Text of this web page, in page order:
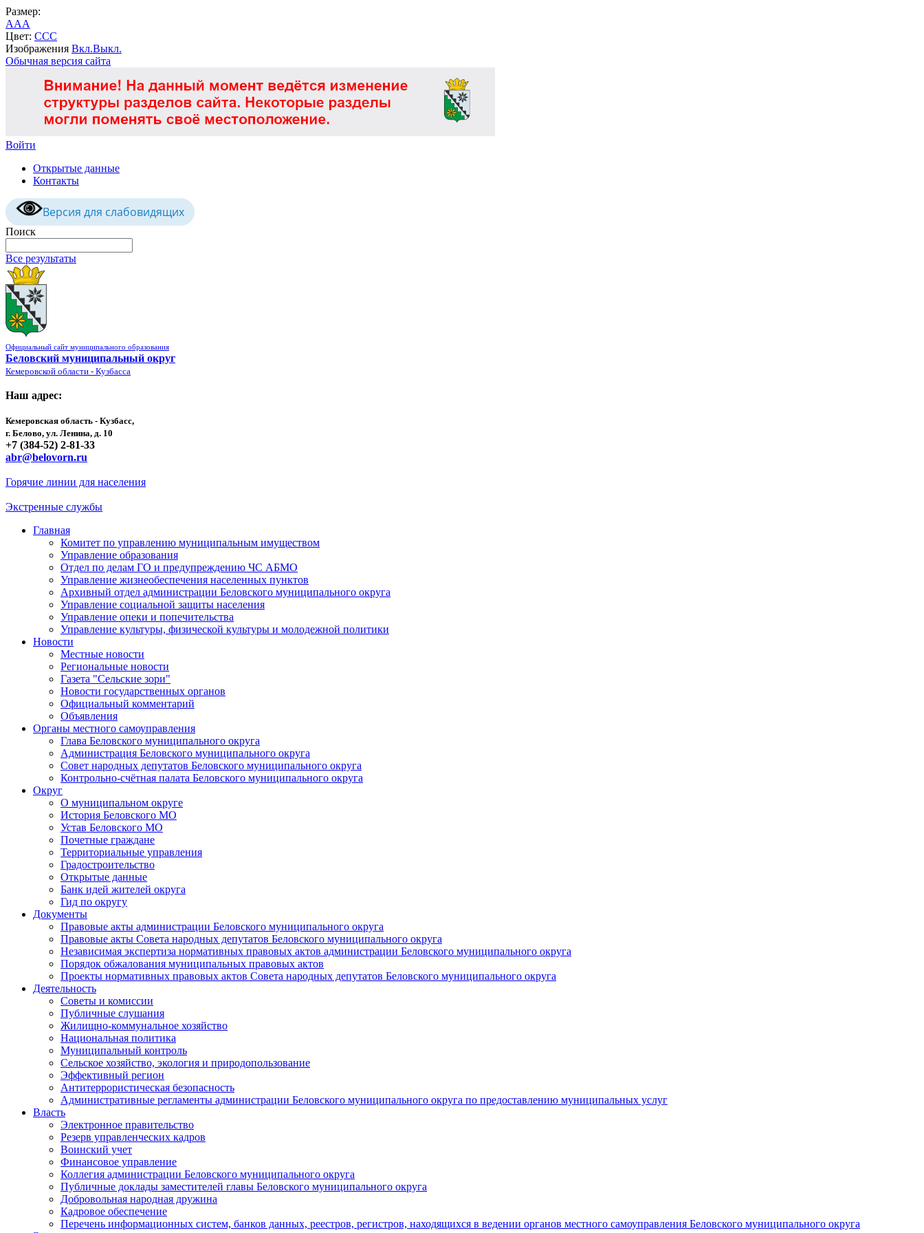
Размер:
AAA
Цвет: CCC
Изображения Вкл.Выкл.
Обычная версия сайта
Войти
Открытые данные
Контакты
Версия для слабовидящих
Поиск
Все результаты
Официальный сайт муниципального образования
Беловский муниципальный округ
Кемеровской области - Кузбасса
Наш адрес:
Кемеровская область - Кузбасс,
г. Белово, ул. Ленина, д. 10
+7 (384-52) 2-81-33
abr@belovorn.ru
Горячие линии для населения
Экстренные службы
Главная
Комитет по управлению муниципальным имуществом
Управление образования
Отдел по делам ГО и предупреждению ЧС АБМО
Управление жизнеобеспечения населенных пунктов
Архивный отдел администрации Беловского муниципального округа
Управление социальной защиты населения
Управление опеки и попечительства
Управление культуры, физической культуры и молодежной политики
Новости
Местные новости
Региональные новости
Газета "Сельские зори"
Новости государственных органов
Официальный комментарий
Объявления
Органы местного самоуправления
Глава Беловского муниципального округа
Администрация Беловского муниципального округа
Совет народных депутатов Беловского муниципального округа
Контрольно-счётная палата Беловского муниципального округа
Округ
О муниципальном округе
История Беловского МО
Устав Беловского МО
Почетные граждане
Территориальные управления
Градостроительство
Открытые данные
Банк идей жителей округа
Гид по округу
Документы
Правовые акты администрации Беловского муниципального округа
Правовые акты Совета народных депутатов Беловского муниципального округа
Независимая экспертиза нормативных правовых актов администрации Беловского муниципального округа
Порядок обжалования муниципальных правовых актов
Проекты нормативных правовых актов Совета народных депутатов Беловского муниципального округа
Деятельность
Советы и комиссии
Публичные слушания
Жилищно-коммунальное хозяйство
Национальная политика
Муниципальный контроль
Сельское хозяйство, экология и природопользование
Эффективный регион
Антитеррористическая безопасность
Административные регламенты администрации Беловского муниципального округа по предоставлению муниципальных услуг
Власть
Электронное правительство
Резерв управленческих кадров
Воинский учет
Финансовое управление
Коллегия администрации Беловского муниципального округа
Публичные доклады заместителей главы Беловского муниципального округа
Добровольная народная дружина
Кадровое обеспечение
Перечень информационных систем, банков данных, реестров, регистров, находящихся в ведении органов местного самоуправления Беловского муниципального округа